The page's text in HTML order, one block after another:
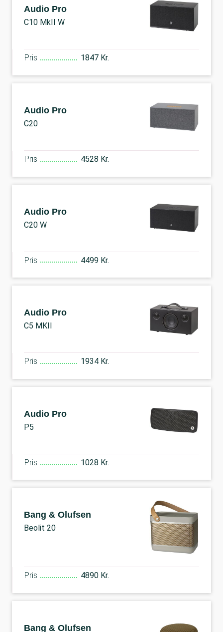
Audio Pro
C10 MkII W
Pris 1847 Kr.
Audio Pro
C20
Pris 4528 Kr.
Audio Pro
C20 W
Pris 4499 Kr.
Audio Pro
C5 MKII
Pris 1934 Kr.
Audio Pro
P5
Pris 1028 Kr.
Bang & Olufsen
Beolit 20
Pris 4890 Kr.
Bang & Olufsen